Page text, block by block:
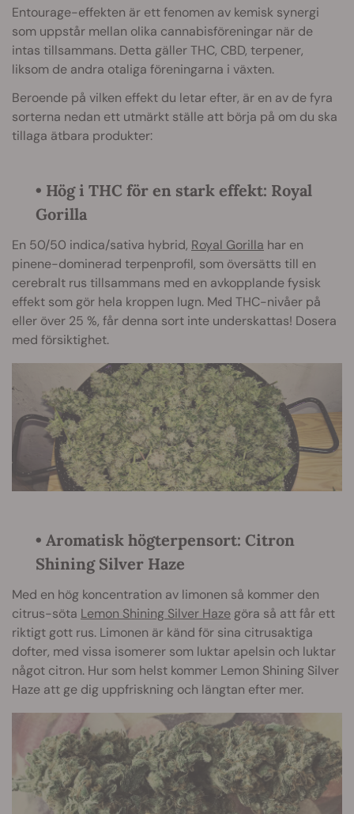
Entourage-effekten är ett fenomen av kemisk synergi
som uppstår mellan olika cannabisföreningar när de
intas tillsammans. Detta gäller THC, CBD, terpener,
liksom de andra otaliga föreningarna i växten.
Beroende på vilken effekt du letar efter, är en av de fyra
sorterna nedan ett utmärkt ställe att börja på om du ska
tillaga ätbara produkter:
• Hög i THC för en stark effekt: Royal
Gorilla
En 50/50 indica/sativa hybrid, Royal Gorilla har en
pinene-dominerad terpenprofil, som översätts till en
cerebralt rus tillsammans med en avkopplande fysisk
effekt som gör hela kroppen lugn. Med THC-nivåer på
eller över 25 %, får denna sort inte underskattas! Dosera
med försiktighet.
• Aromatisk högterpensort: Citron
Shining Silver Haze
Med en hög koncentration av limonen så kommer den
citrus-söta Lemon Shining Silver Haze göra så att får ett
riktigt gott rus. Limonen är känd för sina citrusaktiga
dofter, med vissa isomerer som luktar apelsin och luktar
något citron. Hur som helst kommer Lemon Shining Silver
Haze att ge dig uppfriskning och längtan efter mer.